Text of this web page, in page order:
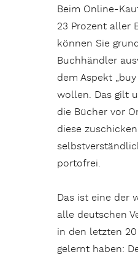
Beim Online-
23 Prozent aller
können Sie
Buchhändler
dem Aspekt
wollen. Das gilt
die Bücher vor
diese
portofrei.
Das ist eine der
alle deutschen
in den letzten
gelernt haben: